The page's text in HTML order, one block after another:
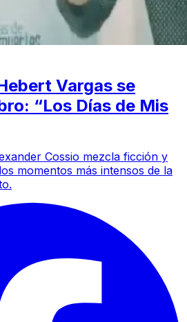
Vargas se
“Los Días de Mis
Cossio mezcla ficción y
momentos más intensos de la